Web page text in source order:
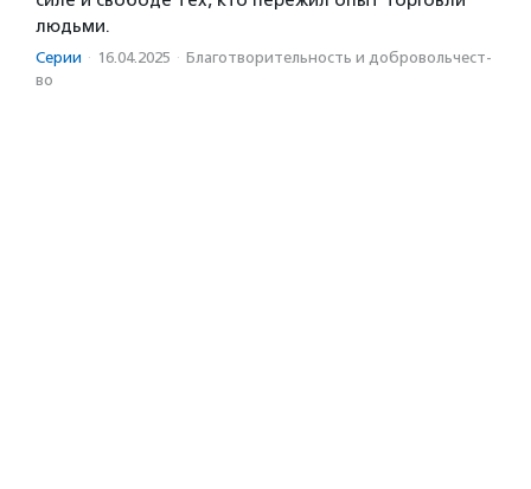
людьми.
Серии · 16.04.2025 · Благотвори­тель­ность и доброволь­чест­
во